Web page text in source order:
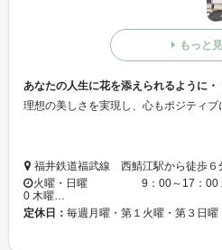
もっと
あなたの人生に花を添えられるように・
福井鉄道福武線 西鯖江駅から徒歩６
火曜・日曜 9：00～17：00 水
0 木曜…
定休日： 毎週月曜・第１火曜・第３日曜